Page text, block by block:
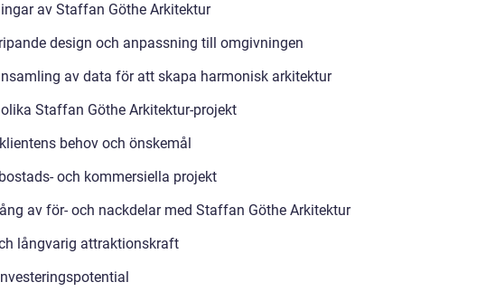
av Staffan Göthe Arkitektur
design och anpassning till omgivningen
av data för att skapa harmonisk arkitektur
Staffan Göthe Arkitektur-projekt
behov och önskemål
och kommersiella projekt
av för- och nackdelar med Staffan Göthe Arkitektur
långvarig attraktionskraft